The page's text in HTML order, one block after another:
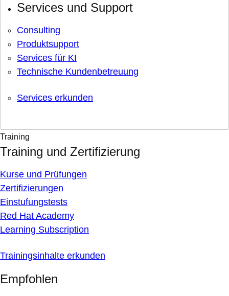
Services und Support
Consulting
Produktsupport
Services für KI
Technische Kundenbetreuung
Services erkunden
Training
Training und Zertifizierung
Kurse und Prüfungen
Zertifizierungen
Einstufungstests
Red Hat Academy
Learning Subscription
Trainingsinhalte erkunden
Empfohlen